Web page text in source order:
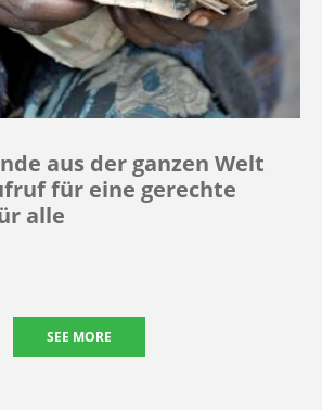
aus der ganzen Welt
für eine gerechte
alle
SEE MORE